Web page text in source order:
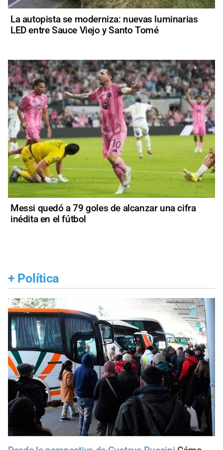
La autopista se moderniza: nuevas luminarias
LED entre Sauce Viejo y Santo Tomé
Messi quedó a 79 goles de alcanzar una cifra
inédita en el fútbol
+ Política